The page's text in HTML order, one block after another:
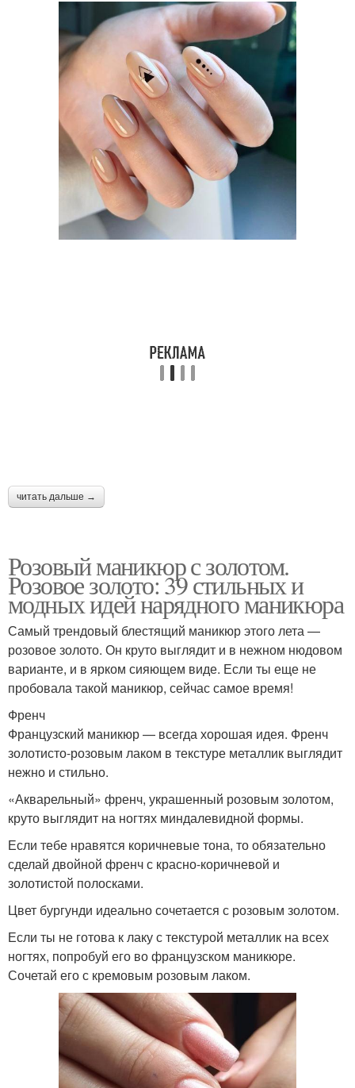
читать дальше →
Розовый маникюр с золотом.
Розовое золото: 39 стильных и
модных идей нарядного маникюра
Самый трендовый блестящий маникюр этого лета —
розовое золото. Он круто выглядит и в нежном нюдовом
варианте, и в ярком сияющем виде. Если ты еще не
пробовала такой маникюр, сейчас самое время!
Френч
Французский маникюр — всегда хорошая идея. Френч
золотисто-розовым лаком в текстуре металлик выглядит
нежно и стильно.
«Акварельный» френч, украшенный розовым золотом,
круто выглядит на ногтях миндалевидной формы.
Если тебе нравятся коричневые тона, то обязательно
сделай двойной френч с красно-коричневой и
золотистой полосками.
Цвет бургунди идеально сочетается с розовым золотом.
Если ты не готова к лаку с текстурой металлик на всех
ногтях, попробуй его во французском маникюре.
Сочетай его с кремовым розовым лаком.